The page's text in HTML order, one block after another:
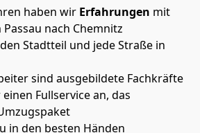
haben wir Erfahrungen mit
nach Chemnitz
Stadtteil und jede Straße in
sind ausgebildete Fachkräfte
Fullservice an, das
in den besten Händen